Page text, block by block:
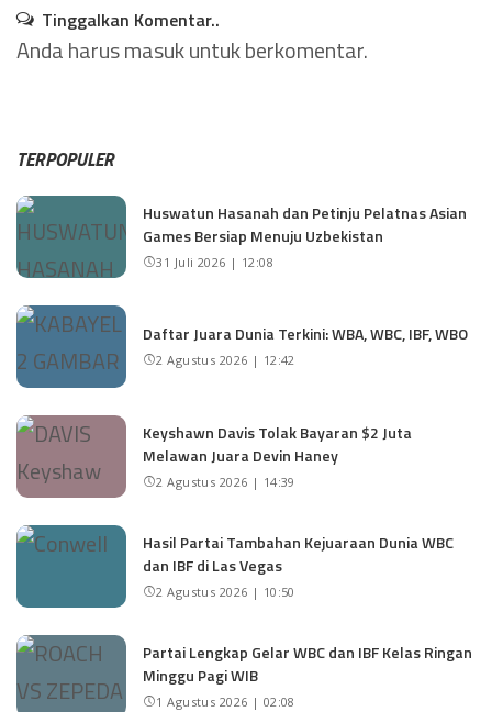
Tinggalkan Komentar..
Anda harusmasukuntuk berkomentar.
TERPOPULER
Huswatun Hasanah dan Petinju Pelatnas Asian
Games Bersiap Menuju Uzbekistan
31 Juli 2026 | 12:08
Daftar Juara Dunia Terkini: WBA, WBC, IBF, WBO
2 Agustus 2026 | 12:42
Keyshawn Davis Tolak Bayaran $2 Juta
Melawan Juara Devin Haney
2 Agustus 2026 | 14:39
Hasil Partai Tambahan Kejuaraan Dunia WBC
dan IBF di Las Vegas
2 Agustus 2026 | 10:50
Partai Lengkap Gelar WBC dan IBF Kelas Ringan
Minggu Pagi WIB
1 Agustus 2026 | 02:08